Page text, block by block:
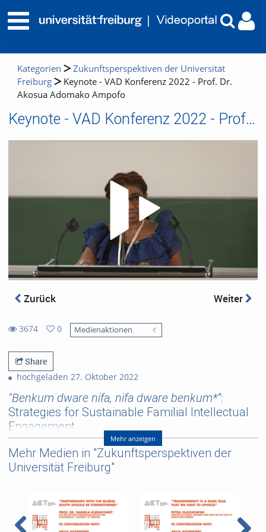
Kategorien
Zukunftsperspektiven der Universität
Freiburg
Keynote - VAD Konferenz 2022 - Prof. Dr.
Akosua Adomako Ampofo
Keynote - VAD Konferenz 2022 - Prof. Dr. Akosua Adomako Ampofo
Zurück Weiter
3674
views
0
favorites
Medienaktionen
Share
hochgeladen 27. Oktober 2022
"Benkum dware nifa, nifa dware benkum*”:
Strategies for Sustainable Familial Intellectual
Engagement
*Akan proverb: lit. the left (hand) washes the right; the right
(hand) washes the left hand.
Keynote von Prof. Dr. Akosua Adomako Ampofo (University of
Referent/in:
Prof. Dr. Akosua Adomako
Ampofo
Mehr anzeigen
Mehr Medien in "Zukunftsperspektiven der
Universität Freiburg"